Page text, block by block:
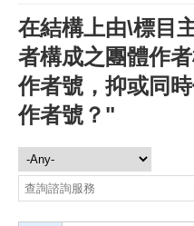
在結構上由\標目
者構成之團體作
作者號，抑或同
作者號？"
諮詢服務
Search this site